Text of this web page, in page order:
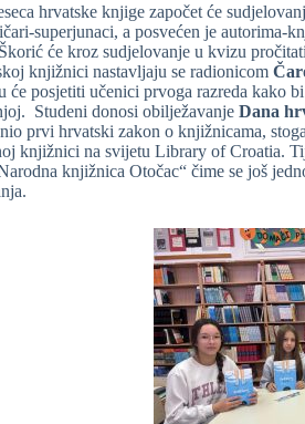
hrvatske knjige započet će
superjunaci, a posvećen je
će kroz sudjelovanje u kvizu
knjižnici nastavljaju se radionicom
će posjetiti učenici prvoga razreda kako
Studeni donosi obilježavanje Dana
prvi hrvatski zakon o knjižnicama,
knjižnici na svijetu Library of Croatia.
knjižnica Otočac“ čime se još